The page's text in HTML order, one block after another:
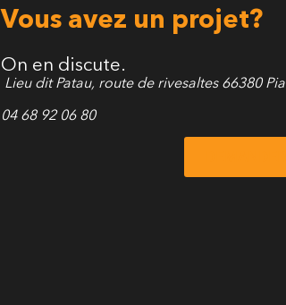
Vous avez un projet?
On en discute.
Lieu dit Patau, route de rivesaltes 66380 Pia
04 68 92 06 80